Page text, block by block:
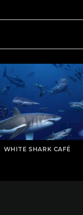
WHITE SHARK CAFÉ